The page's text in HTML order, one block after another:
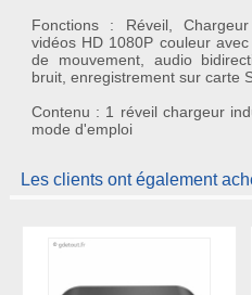
Fonctions : Réveil,
vidéos HD 1080P couleur
de mouvement, audio
bruit, enregistrement sur carte
Contenu : 1 réveil chargeur
mode d'emploi
Les clients ont également